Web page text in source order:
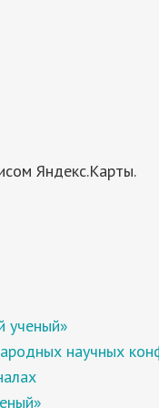
Яндекс.Карты.
ученый»
научных